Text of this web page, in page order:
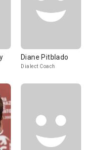
Diane Pitblado
Dialect Coach